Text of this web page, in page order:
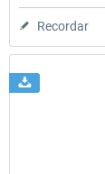
Recordar